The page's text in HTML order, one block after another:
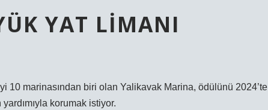
YAT LIMANI
10 marinasından biri olan Yalikavak Marina, ödülünü 2024’te
korumak istiyor.